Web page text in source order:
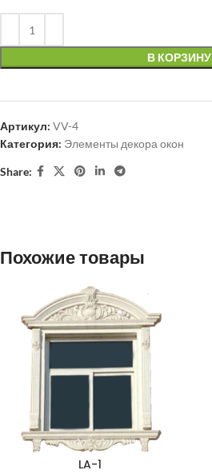
В КОРЗИНУ
Артикул: VV-4
Категория: Элементы декора окон
Share:
Похожие товары
LA-1